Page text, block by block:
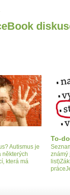
Autismus je
některých
která má
To-
známý